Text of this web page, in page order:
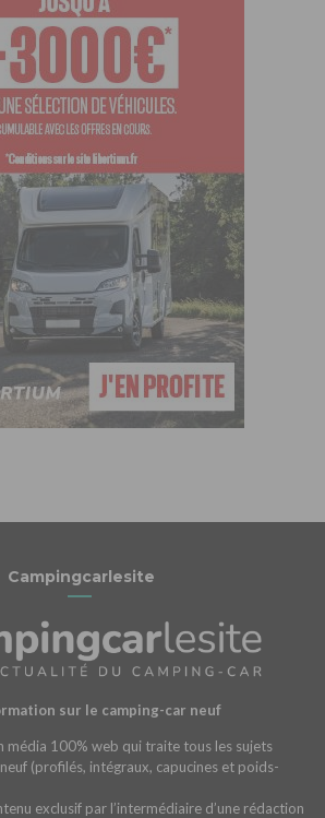
Campingcarlesite
sur le camping-car neuf
média 100% web qui traite tous les sujets
(profilés, intégraux, capucines et poids-
exclusif par l’intermédiaire d’une rédaction